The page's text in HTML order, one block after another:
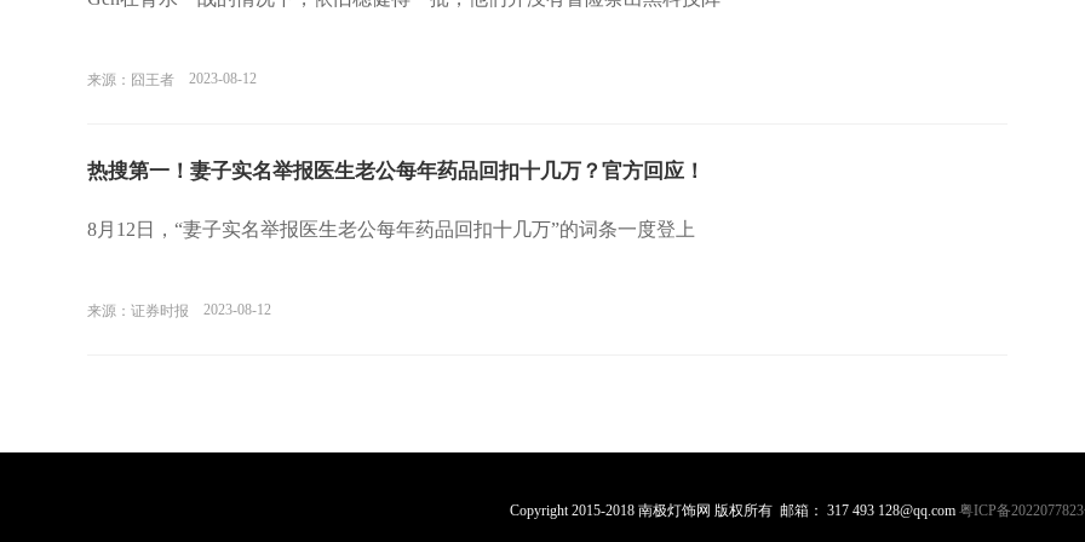
来源：囧王者 2023-08-12
热搜第一！妻子实名举报医生老公每年药品回扣十几万？官方回应！
8月12日，“妻子实名举报医生老公每年药品回扣十几万”的词条一度登上
来源：证券时报 2023-08-12
Copyright 2015-2018 南极灯饰网 版权所有 邮箱： 317 493 128@qq.com 粤ICP备